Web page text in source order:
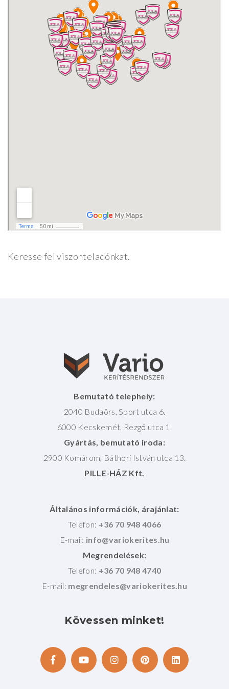
Keresse fel viszonteladónkat.
Bemutató telephely:
2040 Budaörs, Sport utca 6.
6000 Kecskemét, Rezgő utca 1.
Gyártás, bemutató iroda:
2900 Komárom, Báthori István utca 13.
PILLE-HÁZ Kft.
Általános információk, árajánlat:
Telefon: +36 70 948 4066
E-mail:
Megrendelések:
Telefon: +36 70 948 4740
E-mail:
Kövessen minket!